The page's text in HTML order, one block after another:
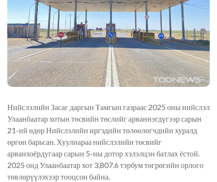
Нийслэлийн Засаг даргын Тамгын газраас 2025 оны нийслэл
Улаанбаатар хотын төсвийн төслийг арваннэгдүгээр сарын
21-ий өдөр Нийслэлийн иргэдийн төлөөлөгчдийн хуралд
өргөн барьсан. Хуулиараа нийслэлийн төсвийг
арванхоёрдугаар сарын 5-ны дотор хэлэлцэн батлах ёстой.
2025 онд Улаанбаатар хот 3,807.6 тэрбум төгрөгийн орлого
төвлөрүүлэхээр тооцсон байна.